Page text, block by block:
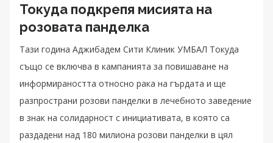
Токуда подкрепя мисията на
розовата панделка
Тази година Аджибадем Сити Клиник УМБАЛ Токуда
също се включва в кампанията за повишаване на
информираността относно рака на гърдата и ще
разпространи розови панделки в лечебното заведение
в знак на солидарност с инициативата, в която са
раздадени над 180 милиона розови панделки в цял